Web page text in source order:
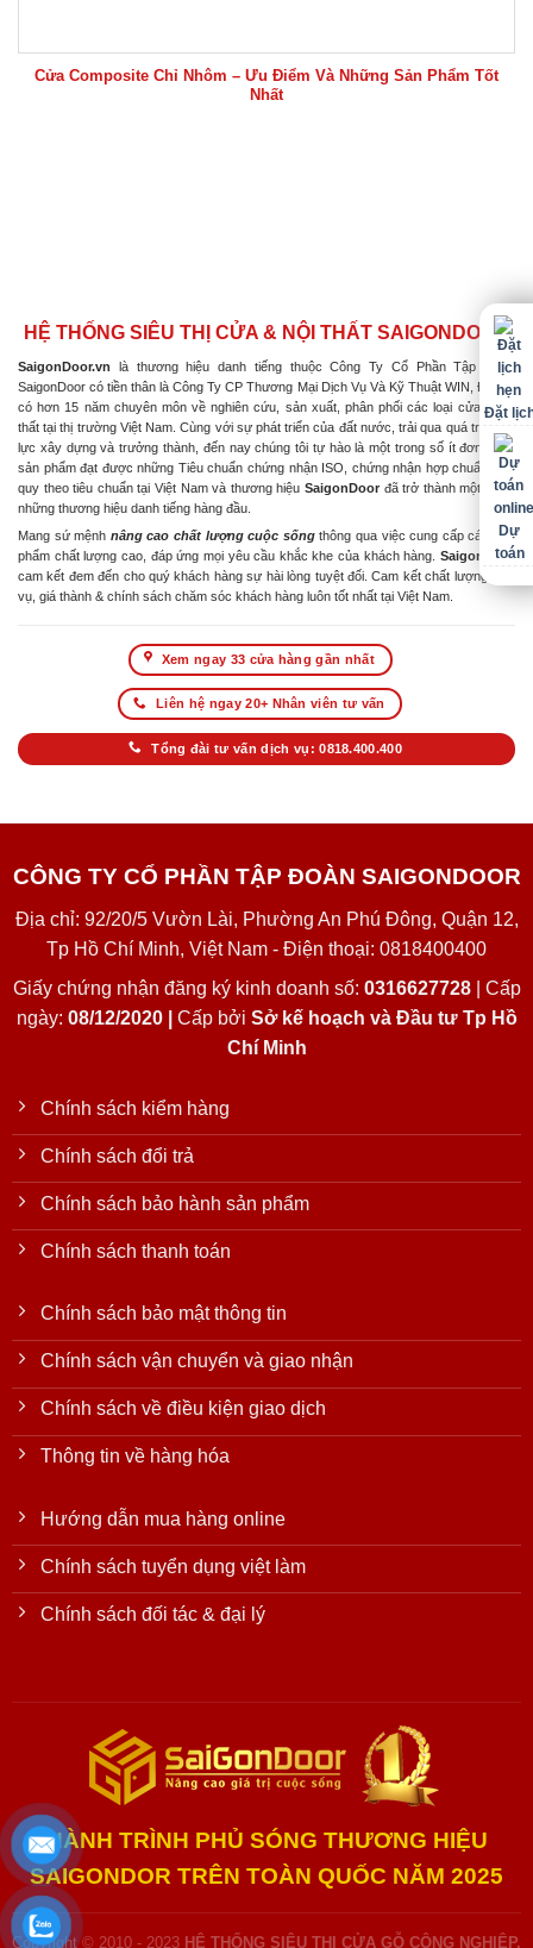
Cửa Composite Chỉ Nhôm – Ưu Điểm Và Những Sản Phẩm Tốt
Nhất
HỆ THỐNG SIÊU THỊ CỬA & NỘI THẤT SAIGONDOOR
SaigonDoor.vn là thương hiệu danh tiếng thuộc Công Ty Cổ Phần Tập Đoàn
SaigonDoor có tiền thân là Công Ty CP Thương Mại Dịch Vụ Và Kỹ Thuật WIN, Đơn vị
có hơn 15 năm chuyên môn về nghiên cứu, sản xuất, phân phối các loại cửa & nội
thất tại thị trường Việt Nam. Cùng với sự phát triển của đất nước, trải qua quá trình nỗ
lực xây dựng và trưởng thành, đến nay chúng tôi tự hào là một trong số ít đơn vị có
sản phẩm đạt được những Tiêu chuẩn chứng nhận ISO, chứng nhận hợp chuẩn hợp
quy theo tiêu chuẩn tại Việt Nam và thương hiệu SaigonDoor đã trở thành một trong
những thương hiệu danh tiếng hàng đầu.
Mang sứ mệnh nâng cao chất lượng cuộc sốngthông qua việc cung cấp các sản
phẩm chất lượng cao, đáp ứng mọi yêu cầu khắc khe của khách hàng. SaigonDoor
cam kết đem đến cho quý khách hàng sự hài lòng tuyệt đối. Cam kết chất lượng dịch
vụ, giá thành & chính sách chăm sóc khách hàng luôn tốt nhất tại Việt Nam.
Xem ngay 33 cửa hàng gần nhất
Liên hệ ngay 20+ Nhân viên tư vấn
Tổng đài tư vấn dịch vụ: 0818.400.400
CÔNG TY CỔ PHẦN TẬP ĐOÀN SAIGONDOOR
Địa chỉ: 92/20/5 Vườn Lài, Phường An Phú Đông, Quận 12,
Tp Hồ Chí Minh, Việt Nam - Điện thoại: 0818400400
Giấy chứng nhận đăng ký kinh doanh số: 0316627728| Cấp
ngày: 08/12/2020 | Cấp bởi Sở kế hoạch và Đầu tư Tp Hồ
Chí Minh
Chính sách kiểm hàng
Chính sách đổi trả
Chính sách bảo hành sản phẩm
Chính sách thanh toán
Chính sách bảo mật thông tin
Chính sách vận chuyển và giao nhận
Chính sách về điều kiện giao dịch
Thông tin về hàng hóa
Hướng dẫn mua hàng online
Chính sách tuyển dụng việt làm
Chính sách đối tác & đại lý
HÀNH TRÌNH PHỦ SÓNG THƯƠNG HIỆU
SAIGONDOR TRÊN TOÀN QUỐC NĂM 2025
Copyright © 2010 - 2023 HỆ THỐNG SIÊU THỊ CỬA GỖ CÔNG NGHIỆP,
Đặt
Dự
toán